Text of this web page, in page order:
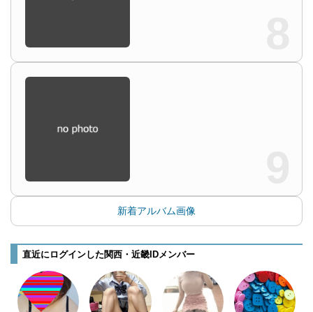
新着アルバム画像
直近にログインした関西・近畿IDメンバー